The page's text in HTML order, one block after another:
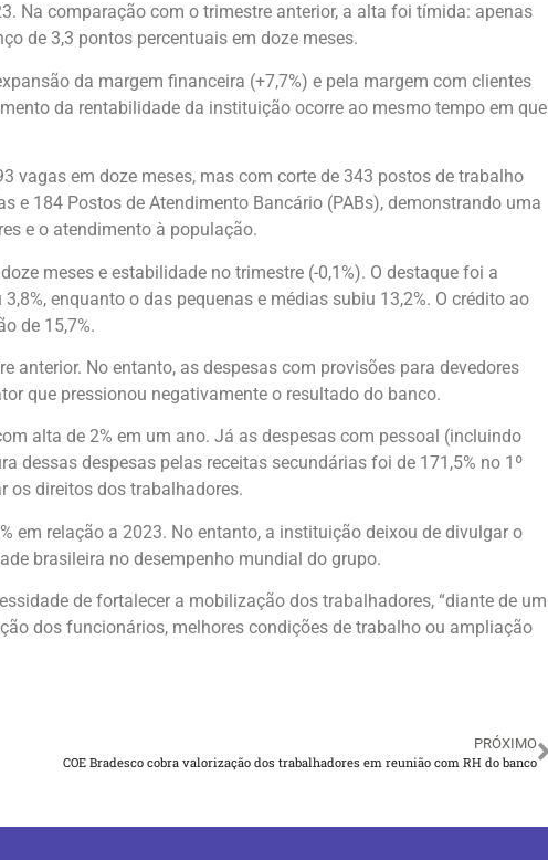
Na comparação com o trimestre anterior, a alta foi tímida: apenas
de 3,3 pontos percentuais em doze meses.
da margem financeira (+7,7%) e pela margem com clientes
da rentabilidade da instituição ocorre ao mesmo tempo em que
vagas em doze meses, mas com corte de 343 postos de trabalho
e 184 Postos de Atendimento Bancário (PABs), demonstrando uma
e o atendimento à população.
meses e estabilidade no trimestre (-0,1%). O destaque foi a
enquanto o das pequenas e médias subiu 13,2%. O crédito ao
de 15,7%.
anterior. No entanto, as despesas com provisões para devedores
que pressionou negativamente o resultado do banco.
alta de 2% em um ano. Já as despesas com pessoal (incluindo
dessas despesas pelas receitas secundárias foi de 171,5% no 1º
os direitos dos trabalhadores.
em relação a 2023. No entanto, a instituição deixou de divulgar o
brasileira no desempenho mundial do grupo.
de fortalecer a mobilização dos trabalhadores, “diante de um
dos funcionários, melhores condições de trabalho ou ampliação
PRÓXIMO
COE Bradesco cobra valorização dos trabalhadores em reunião com RH do banco